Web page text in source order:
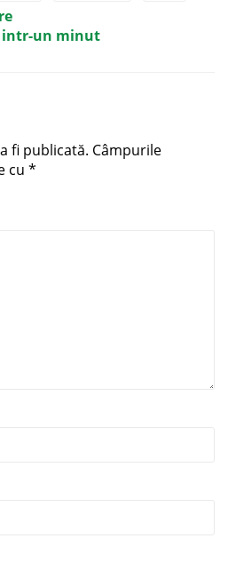
intr-un minut
fi publicată. Câmpurile
cu *